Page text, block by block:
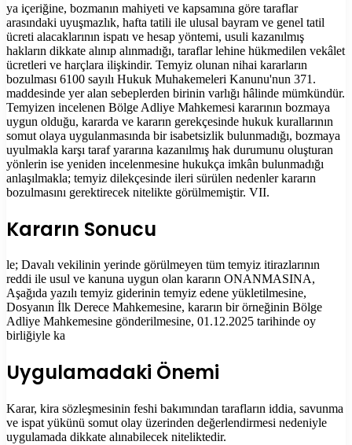
ya içeriğine, bozmanın mahiyeti ve kapsamına göre taraflar
arasındaki uyuşmazlık, hafta tatili ile ulusal bayram ve genel tatil
ücreti alacaklarının ispatı ve hesap yöntemi, usuli kazanılmış
hakların dikkate alınıp alınmadığı, taraflar lehine hükmedilen vekâlet
ücretleri ve harçlara ilişkindir. Temyiz olunan nihai kararların
bozulması 6100 sayılı Hukuk Muhakemeleri Kanunu'nun 371.
maddesinde yer alan sebeplerden birinin varlığı hâlinde mümkündür.
Temyizen incelenen Bölge Adliye Mahkemesi kararının bozmaya
uygun olduğu, kararda ve kararın gerekçesinde hukuk kurallarının
somut olaya uygulanmasında bir isabetsizlik bulunmadığı, bozmaya
uyulmakla karşı taraf yararına kazanılmış hak durumunu oluşturan
yönlerin ise yeniden incelenmesine hukukça imkân bulunmadığı
anlaşılmakla; temyiz dilekçesinde ileri sürülen nedenler kararın
bozulmasını gerektirecek nitelikte görülmemiştir. VII.
Kararın Sonucu
le; Davalı vekilinin yerinde görülmeyen tüm temyiz itirazlarının
reddi ile usul ve kanuna uygun olan kararın ONANMASINA,
Aşağıda yazılı temyiz giderinin temyiz edene yükletilmesine,
Dosyanın İlk Derece Mahkemesine, kararın bir örneğinin Bölge
Adliye Mahkemesine gönderilmesine, 01.12.2025 tarihinde oy
birliğiyle ka
Uygulamadaki Önemi
Karar, kira sözleşmesinin feshi bakımından tarafların iddia, savunma
ve ispat yükünü somut olay üzerinden değerlendirmesi nedeniyle
uygulamada dikkate alınabilecek niteliktedir.